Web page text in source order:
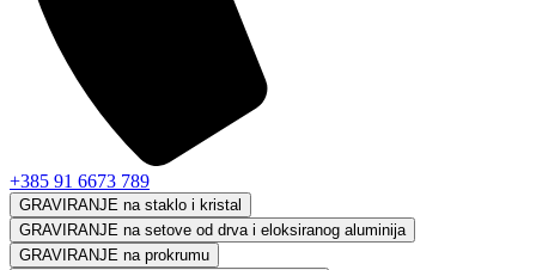
+385 91 6673 789
GRAVIRANJE na staklo i kristal
GRAVIRANJE na setove od drva i eloksiranog aluminija
GRAVIRANJE na prokrumu